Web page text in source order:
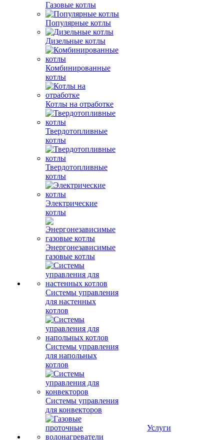
Газовые котлы
Популярные котлы
Дизельные котлы
Комбинированные
котлы
Котлы на отработке
Твердотопливные
котлы
Твердотопливные
котлы
Электрические
котлы
Энергонезависимые
газовые котлы
Системы управления
для настенных
котлов
Системы управления
для напольных
котлов
Системы управления
для конвекторов
Услуги